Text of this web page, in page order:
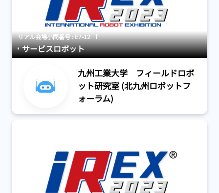
リアル会場小間番号 : E7-12
サービスロボット
九州工業大学 フィールドロボ
ット研究室 (北九州ロボットフ
ォーラム)